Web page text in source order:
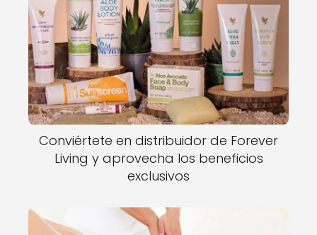
Conviértete en distribuidor de Forever
Living y aprovecha los beneficios
exclusivos